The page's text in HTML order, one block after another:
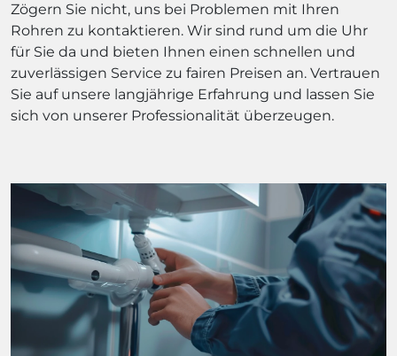
Zögern Sie nicht, uns bei Problemen mit Ihren
Rohren zu kontaktieren. Wir sind rund um die Uhr
für Sie da und bieten Ihnen einen schnellen und
zuverlässigen Service zu fairen Preisen an. Vertrauen
Sie auf unsere langjährige Erfahrung und lassen Sie
sich von unserer Professionalität überzeugen.